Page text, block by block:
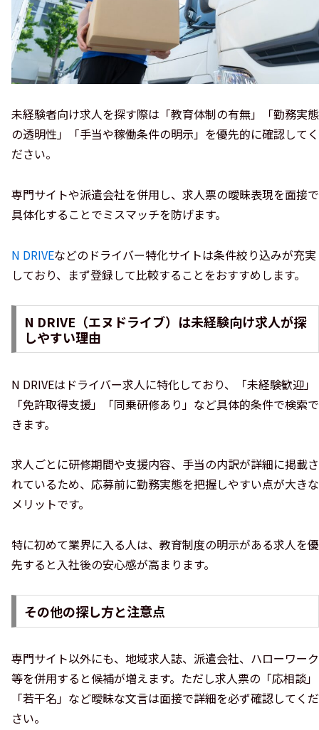
未経験者向け求人を探す際は「教育体制の有無」「勤務実態
の透明性」「手当や稼働条件の明示」を優先的に確認してく
ださい。
専門サイトや派遣会社を併用し、求人票の曖昧表現を面接で
具体化することでミスマッチを防げます。
N DRIVEなどのドライバー特化サイトは条件絞り込みが充実
しており、まず登録して比較することをおすすめします。
N DRIVE（エヌドライブ）は未経験向け求人が探
しやすい理由
N DRIVEはドライバー求人に特化しており、「未経験歓迎」
「免許取得支援」「同乗研修あり」など具体的条件で検索で
きます。
求人ごとに研修期間や支援内容、手当の内訳が詳細に掲載さ
れているため、応募前に勤務実態を把握しやすい点が大きな
メリットです。
特に初めて業界に入る人は、教育制度の明示がある求人を優
先すると入社後の安心感が高まります。
その他の探し方と注意点
専門サイト以外にも、地域求人誌、派遣会社、ハローワーク
等を併用すると候補が増えます。ただし求人票の「応相談」
「若干名」など曖昧な文言は面接で詳細を必ず確認してくだ
さい。